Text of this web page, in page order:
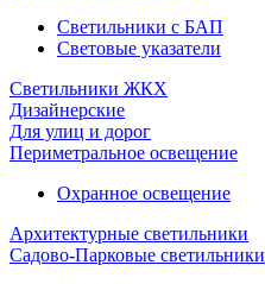
Светильники с БАП
Световые указатели
Светильники ЖКХ
Дизайнерские
Для улиц и дорог
Периметральное освещение
Охранное освещение
Архитектурные светильники
Садово-Парковые светильники